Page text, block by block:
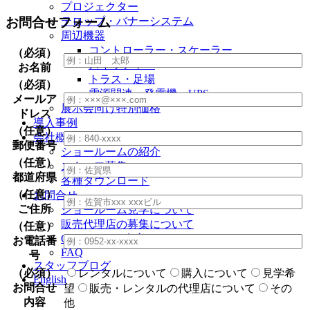
プロジェクター
テロップ・バナーシステム
周辺機器
コントローラー・スケーラー
スイッチャー
トラス・足場
電源関連・発電機・UPS
展示会向け特別価格
導入事例
会社概要
ショールームの紹介
スタッフ募集
各種ダウンロード
お問合せ
ショールーム見学について
販売代理店の募集について
OEM・ODM生産について
FAQ
スタッフブログ
English
お問合せフォーム
（必須）
お名前
（必須）
メールア
ドレス
（任意）
郵便番号
（任意）
都道府県
（任意）
ご住所
（任意）
お電話番
号
（必須）
お問合せ
内容
レンタルについて 購入について
見学希
望
販売・レンタルの代理店について
その
他